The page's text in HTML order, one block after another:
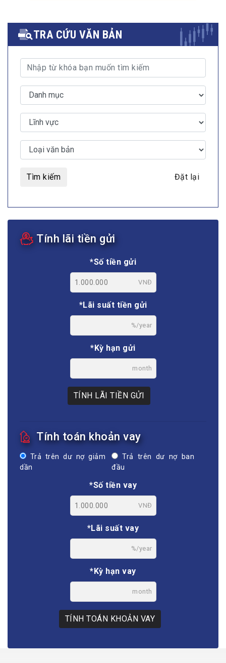
TRA CỨU VĂN BẢN
Tìm kiếm Đặt lại
Tính lãi tiền gửi
*Số tiền gửi
VNĐ
*Lãi suất tiền gửi
%/year
*Kỳ hạn gửi
month
TÍNH LÃI TIỀN GỬI
Tính toán khoản vay
Trả trên dư nợ giảm
dần
Trả trên dư nợ ban
đầu
*Số tiền vay
VNĐ
*Lãi suất vay
%/year
*Kỳ hạn vay
month
TÍNH TOÁN KHOẢN VAY